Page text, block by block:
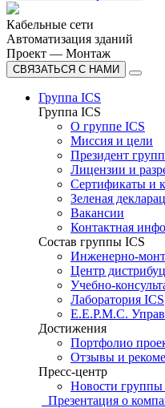
Кабельные сети
Автоматизация зданий
Проект — Монтаж
СВЯЗАТЬСЯ С НАМИ
Группа ICS
Группа ICS
О группе ICS
Миссия и цели
Президент
Лицензии и
Сертификаты и
Зеленая
Вакансии
Контактная
Состав группы ICS
Инженерно-
Центр
Учебно-
Лаборатория ICS
E.E.P.M.C.
Достижения
Портфолио
Отзывы и
Пресс-центр
Новости группы
Презентация о